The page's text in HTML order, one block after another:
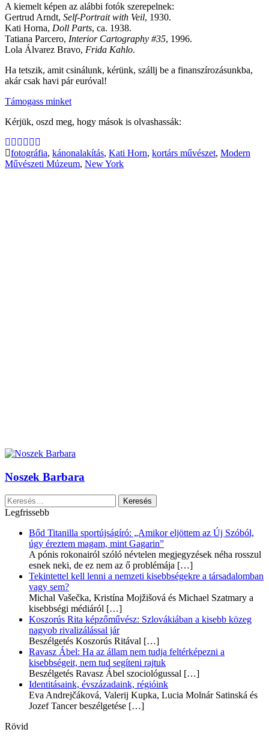
A kiemelt képen az alábbi fotók szerepelnek:
Gertrud Arndt, Self-Portrait with Veil, 1930.
Kati Horna, Doll Parts, ca. 1938.
Tatiana Parcero, Interior Cartography #35, 1996.
Lola Álvarez Bravo, Frida Kahlo.
Ha tetszik, amit csinálunk, kérünk, szállj be a finanszírozásunkba,
akár csak havi pár euróval!
Támogass minket
Kérjük, oszd meg, hogy mások is olvashassák:
fotográfia, kánonalakítás, Kati Horn, kortárs művészet, Modern
Művészeti Múzeum, New York
Noszek Barbara
Keresés:
Legfrissebb
Bőd Titanilla sportújságíró: „Amikor eljöttem az Új Szóból,
úgy éreztem magam, mint Gagarin”
A pónis rokonairól szóló névtelen megjegyzések néha rosszul
esnek neki, de ez nem az ő problémája […]
Tekintettel kell lenni a nemzeti kisebbségekre a társadalomban
vagy sem?
Michal Vašečka, Kristína Mojžišová és Michael Szatmary a
kisebbségi médiáról […]
Koszorús Rita képzőművész: Szlovákiában a kisebb közeg
nagyob rivalizálással jár
Beszélgetés Koszorús Ritával […]
Ravasz Ábel: Ha az állam nem tudja feltérképezni a
kisebbségeit, nem tud segíteni rajtuk
Beszélgetés Ravasz Ábel szociológussal […]
Identitásaink, évszázadaink, régióink
Eva Andrejčáková, Valerij Kupka, Lucia Molnár Satinská és
Jozef Tancer beszélgetése […]
Rövid